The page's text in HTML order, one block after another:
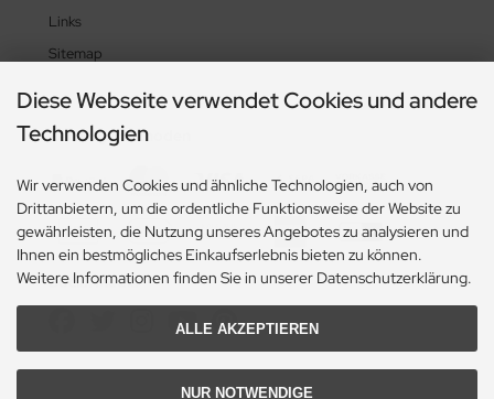
Links
Sitemap
Zahlungsmethoden
Social Media
Diese Webseite verwendet Cookies und andere
Technologien
Wir verwenden Cookies und ähnliche Technologien, auch von
Drittanbietern, um die ordentliche Funktionsweise der Website zu
gewährleisten, die Nutzung unseres Angebotes zu analysieren und
Ihnen ein bestmögliches Einkaufserlebnis bieten zu können.
Weitere Informationen finden Sie in unserer Datenschutzerklärung.
ALLE AKZEPTIEREN
NUR NOTWENDIGE